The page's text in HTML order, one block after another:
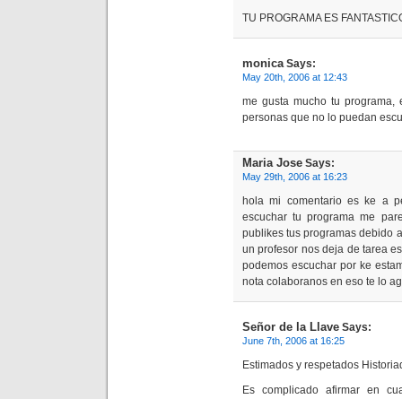
TU PROGRAMA ES
monicaSays:
May 20th, 2006 at 12:43
me gusta mucho tu
personas que no lo puedan
Maria Jose Says:
May 29th, 2006 at 16:23
hola mi comentario es ke a
escuchar tu programa me
publikes tus programas debido
un profesor nos deja de tarea
podemos escuchar por ke
nota colaboranos en eso te lo
Señor de la Llave Says:
June 7th, 2006 at 16:25
Estimados y respetados
Es complicado afirmar en